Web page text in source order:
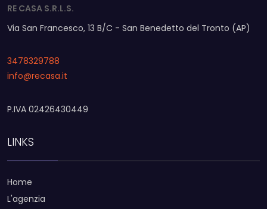
RE CASA S.R.L.S.
Via San Francesco, 13 B/C - San Benedetto del Tronto (AP)
3478329788
info@recasa.it
P.IVA 02426430449
LINKS
Home
L'agenzia